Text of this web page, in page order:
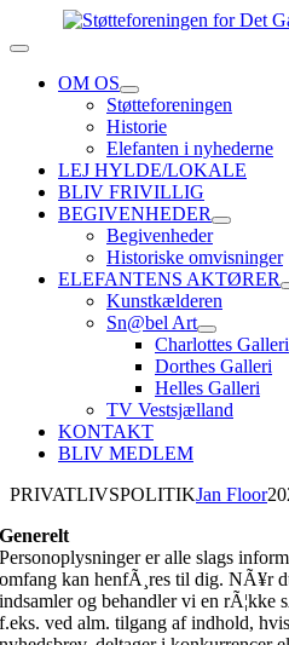
to
Toggle
NavigationOM OS
Støtteforeningen
Historie
Elefanten i nyhederne
LEJ HYLDE/LOKALE
BLIV FRIVILLIG
BEGIVENHEDER
Begivenheder
Historiske omvisninger
ELEFANTENS AKTØRER
Kunstkælderen
Sn@bel Art
Charlottes Galleri
Dorthes Galleri
Helles Galleri
TV Vestsjælland
KONTAKT
BLIV MEDLEM
PRIVATLIVSPOLITIKJan Floor
Generelt
Personoplysninger er alle slags
omfang kan henfÃ¸res til dig. NÃ¥r
indsamler og behandler vi en rÃ¦kke
f.eks. ved alm. tilgang af indhold,